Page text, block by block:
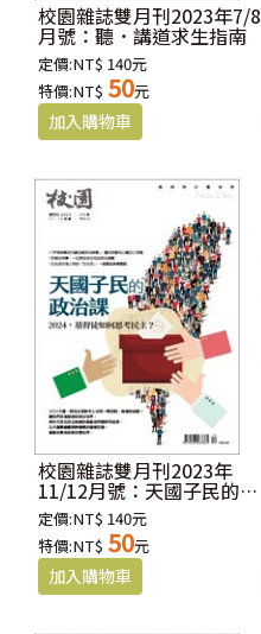
校園雜誌雙月刊2023年7/8
月號：聽．講道求生指南
定價:NT$ 140元
特價:NT$ 50元
校園雜誌雙月刊2023年
11/12月號：天國子民的政
治課
定價:NT$ 140元
特價:NT$ 50元